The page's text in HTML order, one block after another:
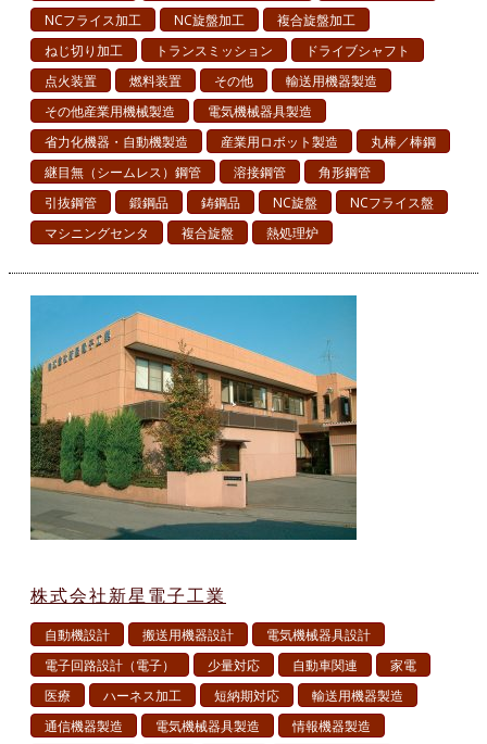
NCフライス加工
NC旋盤加工
複合旋盤加工
ねじ切り加工
トランスミッション
ドライブシャフト
点火装置
燃料装置 その他
輸送用機器製造
その他産業用機械製造
電気機械器具製造
省力化機器・自動機製造
産業用ロボット製造
丸棒／棒鋼
継目無（シームレス）鋼管
溶接鋼管
角形鋼管
引抜鋼管
鍛鋼品 鋳鋼品 NC旋盤
NCフライス盤
マシニングセンタ
複合旋盤 熱処理炉
株式会社新星電子工業
自動機設計 搬送用機器設計
電気機械器具設計
電子回路設計（電子）
少量対応 自動車関連
家電
医療
ハーネス加工 短納期対応
輸送用機器製造
通信機器製造
電気機械器具製造
情報機器製造